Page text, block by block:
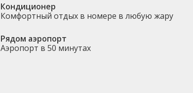
Кондиционер
Комфортный отдых в номере в любую жару
Рядом аэропорт
Аэропорт в 50 минутах